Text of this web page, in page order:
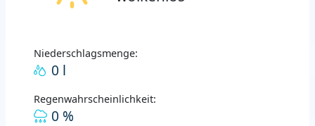
Niederschlagsmenge:
0 l
Regenwahrscheinlichkeit:
0 %